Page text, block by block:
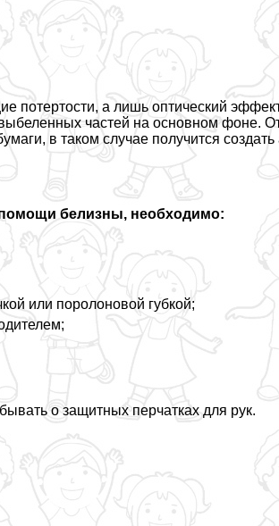
потертости, а лишь оптический
выбеленных частей на основном фоне.
в таком случае получится создать
белизны, необходимо:
или поролоновой губкой;
о защитных перчатках для рук.